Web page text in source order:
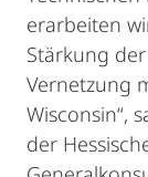
erarbeiten
Stärkung
Vernetzung
Wisconsin“,
der